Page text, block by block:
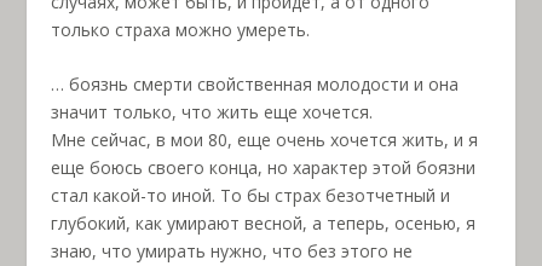
только страха можно умереть.
… боязнь смерти свойственная молодости и она
значит только, что жить еще хочется.
Мне сейчас, в мои 80, еще очень хочется жить, и я
еще боюсь своего конца, но характер этой боязни
стал какой-то иной. То бы страх безотчетный и
глубокий, как умирают весной, а теперь, осенью, я
знаю, что умирать нужно, что без этого не